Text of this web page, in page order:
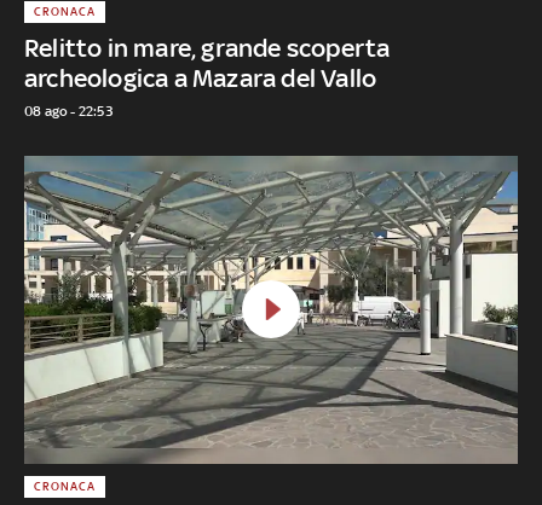
Relitto in mare, grande scoperta
archeologica a Mazara del Vallo
CRONACA
08 ago - 22:53
CRONACA